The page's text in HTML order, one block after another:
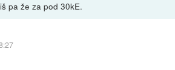
pa že za pod 30kE.